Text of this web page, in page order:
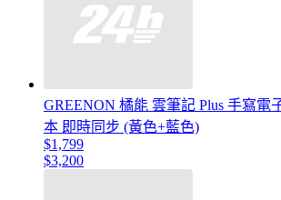
GREENON 橘能 雲筆記 Plus 手寫電
本 即時同步 (黃色+藍色)
$1,799
$3,200